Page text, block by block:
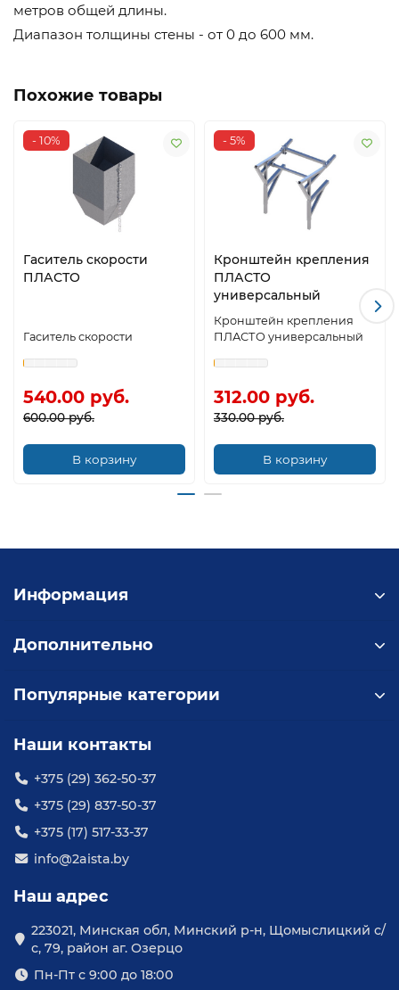
метров общей длины.
Диапазон толщины стены - от 0 до 600 мм.
Похожие товары
- 10%
Гаситель скорости
ПЛАСТО
Гаситель скорости
540.00 руб.
600.00 руб.
В корзину
- 5%
Кронштейн крепления
ПЛАСТО
универсальный
Кронштейн крепления
ПЛАСТО универсальный
312.00 руб.
330.00 руб.
В корзину
Информация
Дополнительно
Популярные категории
Наши контакты
+375 (29) 362-50-37
+375 (29) 837-50-37
+375 (17) 517-33-37
info@2aista.by
Наш адрес
223021, Минская обл, Минский р-н, Щомыслицкий с/
с, 79, район аг. Озерцо
Пн-Пт с 9:00 до 18:00